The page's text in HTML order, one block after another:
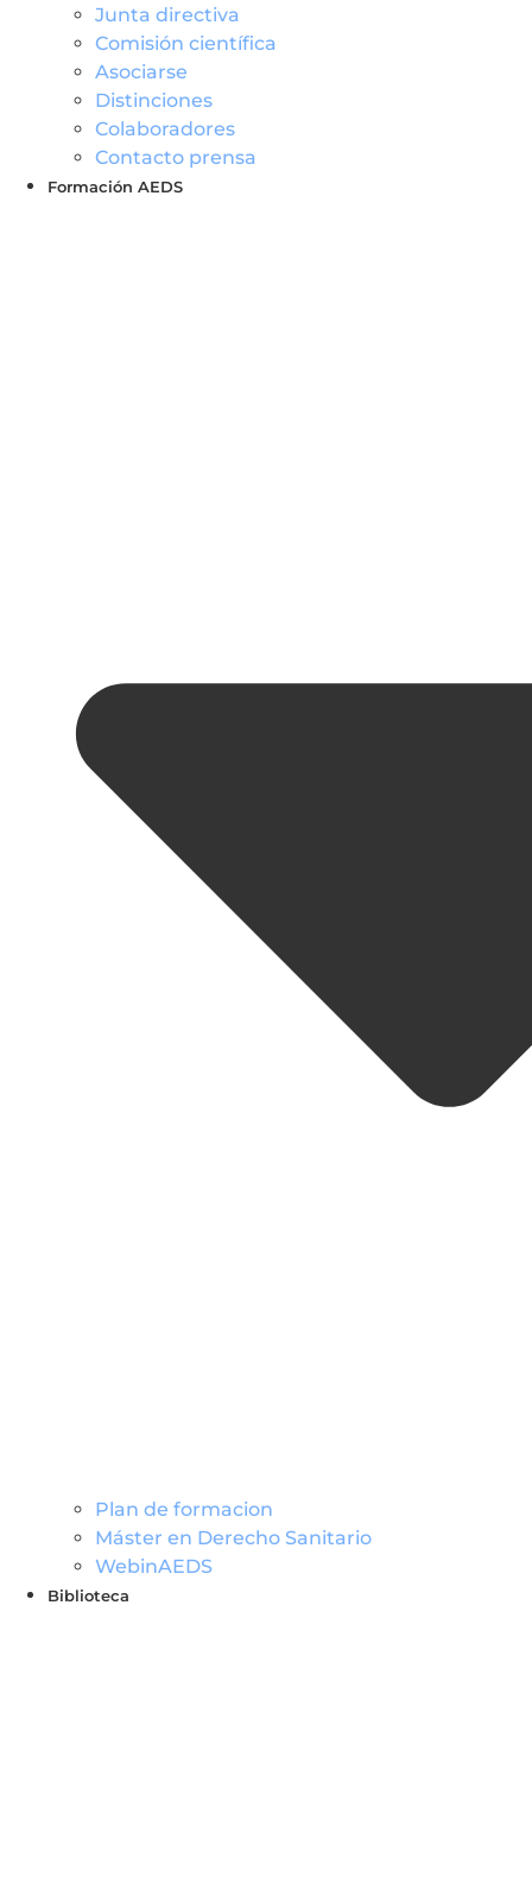
Junta directiva
Comisión científica
Asociarse
Distinciones
Colaboradores
Contacto prensa
Formación AEDS
Plan de formacion
Máster en Derecho Sanitario
WebinAEDS
Biblioteca